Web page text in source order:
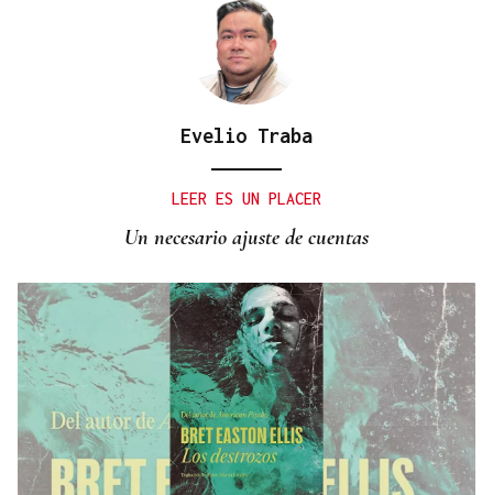
Evelio Traba
LEER ES UN PLACER
Un necesario ajuste de cuentas